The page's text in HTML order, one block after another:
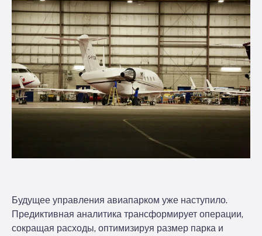
Будущее управления авиапарком уже наступило.
Предиктивная аналитика трансформирует операции,
сокращая расходы, оптимизируя размер парка и